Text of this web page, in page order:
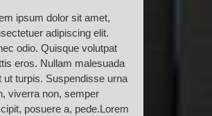
ipsum dolor sit amet,
adipiscing elit.
odio. Quisque volutpat
eros. Nullam malesuada
ut turpis. Suspendisse urna
viverra non, semper
posuere a, pede.Lorem